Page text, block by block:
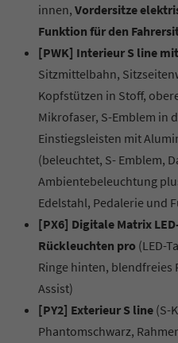
innen, Vordersitze
Funktion für den
[PWK] Interieur S line
Sitzmittelbahn,
Kopfstützen in Stoff,
Mikrofaser, S-Emblem in
Einstiegsleisten mit
(beleuchtet, S- Emblem,
Ambientebeleuchtung
Edelstahl, Pedalerie und
[PX6] Digitale Matrix
Rückleuchten pro (LED-
Ringe hinten,
Assist)
[PY2] Exterieur S line (S-
Phantomschwarz,